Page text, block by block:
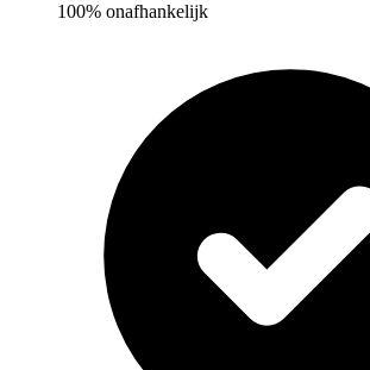
100% onafhankelijk